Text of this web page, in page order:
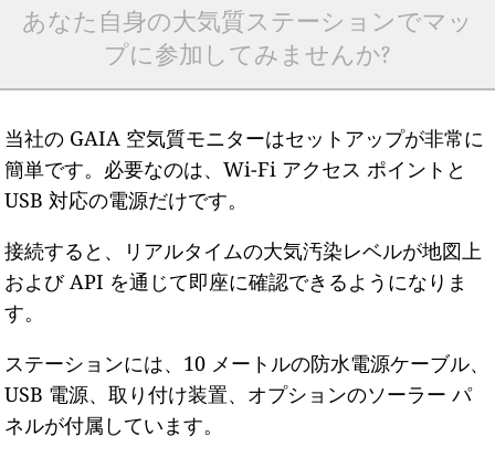
あなた自身の大気質ステーションでマッ
プに参加してみませんか?
当社の GAIA 空気質モニターはセットアップが非常に
簡単です。必要なのは、Wi-Fi アクセス ポイントと
USB 対応の電源だけです。
接続すると、リアルタイムの大気汚染レベルが地図上
および API を通じて即座に確認できるようになりま
す。
ステーションには、10 メートルの防水電源ケーブル、
USB 電源、取り付け装置、オプションのソーラー パ
ネルが付属しています。